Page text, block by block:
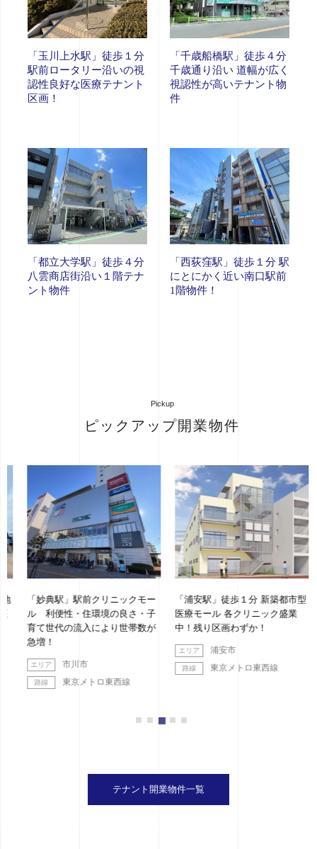
「玉川上水駅」徒歩１分
駅前ロータリー沿いの視
認性良好な医療テナント
区画！
「千歳船橋駅」徒歩４分
千歳通り沿い 道幅が広く
視認性が高いテナント物
件
「都立大学駅」徒歩４分
八雲商店街沿い１階テナ
ント物件
「西荻窪駅」徒歩１分 駅
にとにかく近い南口駅前
1階物件！
Pickup
ピックアップ開業物件
「妙典駅」駅前クリニックモー
ル 利便性・住環境の良さ・子
育て世代の流入により世帯数が
急増！
市川市
東京メトロ東西線
「浦安駅」徒歩１分 新築都市型
医療モール 各クリニック盛業
中！残り区画わずか！
浦安市
東京メトロ東西線
テナント開業物件一覧